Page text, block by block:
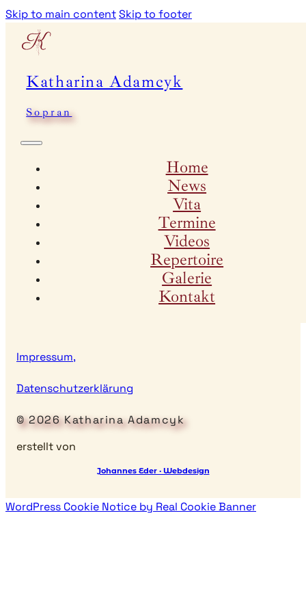
Skip to main contentSkip to footer
Katharina Adamcyk
Sopran
Home
News
Vita
Termine
Videos
Repertoire
Galerie
Kontakt
Impressum,
Datenschutzerklärung
© 2026 Katharina Adamcyk
erstellt von
Johannes Eder · Webdesign
WordPress Cookie Notice by Real Cookie Banner